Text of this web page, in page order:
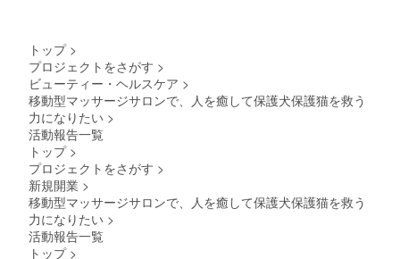
ルシェ
施術さ
は、 対
応不可
スポン
サー期
て頂き
ます。
CM風ス
ポン
トップ >
プロジェクトをさがす >
ビューティー・ヘルスケア >
移動型マッサージサロンで、人を癒して保護犬保護猫を救う
力になりたい >
活動報告一覧
トップ >
プロジェクトをさがす >
新規開業 >
移動型マッサージサロンで、人を癒して保護犬保護猫を救う
力になりたい >
活動報告一覧
トップ >